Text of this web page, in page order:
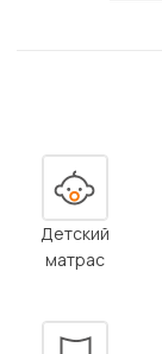
Детский
матрас